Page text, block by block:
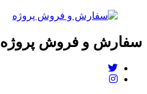
سفارش و فروش پروژه